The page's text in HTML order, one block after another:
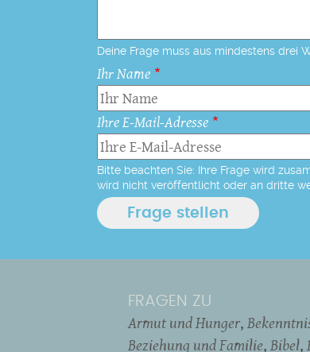
Deine Frage muss aus mindestens drei
Ihr Name
Ihre E-Mail-Adresse
Bitte beachten Sie: Ihre Frage wird
wird nicht veröffentlicht oder an dritte
FRAGEN ZU
Armut und Hunger
Beziehung und Familie Bibel